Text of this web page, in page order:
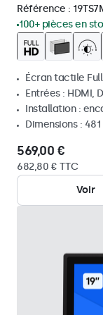
Référence :
100+ pièces en
Écran tactile
Entrées : HDMI,
Installation :
Dimensions :
569,00 €
682,80 € TTC
Voir